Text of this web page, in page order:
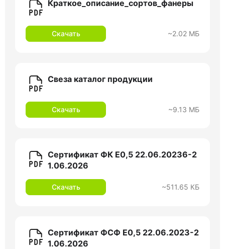
Краткое_описание_сортов_фанеры
Скачать ~2.02 МБ
Свеза каталог продукции
Скачать ~9.13 МБ
Сертификат ФК Е0,5 22.06.20236-2
1.06.2026
Скачать ~511.65 КБ
Сертификат ФСФ Е0,5 22.06.2023-2
1.06.2026